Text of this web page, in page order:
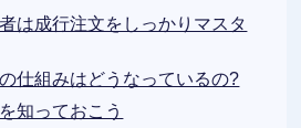
は成行注文をしっかりマスタ
仕組みはどうなっているの?
知っておこう